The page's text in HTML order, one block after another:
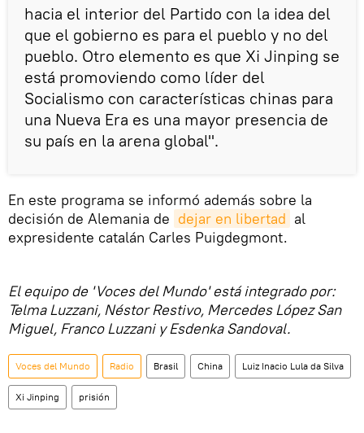
hacia el interior del Partido con la idea del
que el gobierno es para el pueblo y no del
pueblo. Otro elemento es que Xi Jinping se
está promoviendo como líder del
Socialismo con características chinas para
una Nueva Era es una mayor presencia de
su país en la arena global".
En este programa se informó además sobre la
decisión de Alemania de dejar en libertad al
expresidente catalán Carles Puigdegmont.
El equipo de 'Voces del Mundo' está integrado por:
Telma Luzzani, Néstor Restivo, Mercedes López San
Miguel, Franco Luzzani y Esdenka Sandoval.
Voces del Mundo Radio Brasil China Luiz Inacio Lula da Silva
Xi Jinping prisión